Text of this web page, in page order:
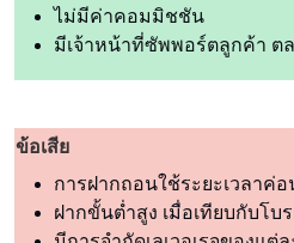
ไม่มีค่าคอมมิชชัน
มีเจ้าหน้าที่ซัพพอร์ตลูกค้า ต
ข้อเสีย
การฝากถอนใช้ระยะเวลาค่
ฝากขั้นต่ำสูง เมื่อเทียบกับโบ